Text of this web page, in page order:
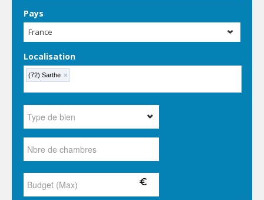
Pays
France
Localisation
(72) Sarthe ×